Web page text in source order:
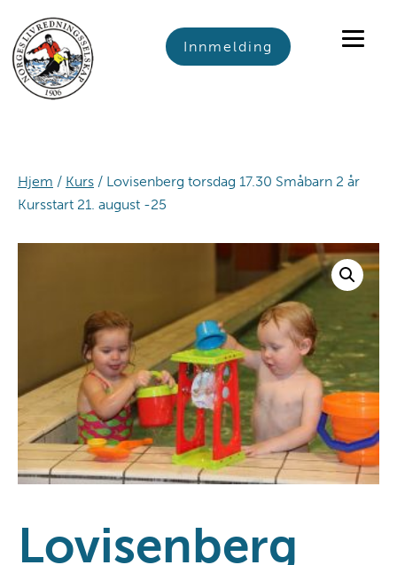
primary
navigation
main
content
footer
Innmelding
Hjem / Kurs / Lovisenberg torsdag 17.30 Småbarn 2 år
Kursstart 21. august -25
Lovisenberg